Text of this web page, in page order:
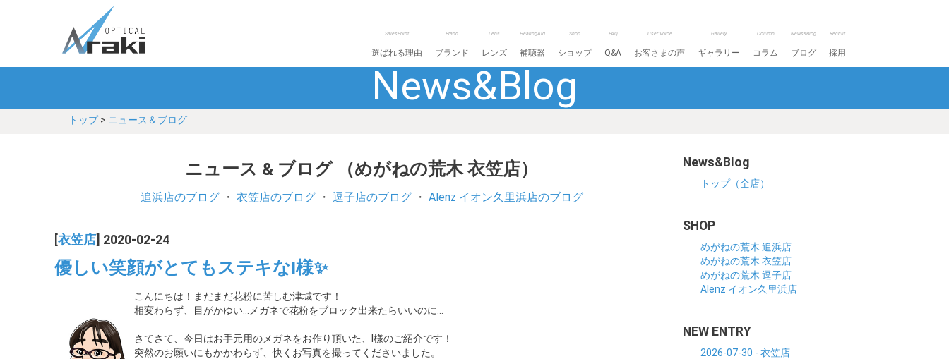
SalesPoint
選ばれる理由
Brand
ブランド
Lens
レンズ
HearingAid
補聴器
Shop
ショップ
FAQ
Q&A
User Voice
お客さまの声
Gallery
ギャラリー
Column
コラム
News&Blog
ブログ
Recruit
採用
News&Blog
トップ> ニュース＆ブログ
ニュース & ブログ （めがねの荒木 衣笠店）
追浜店のブログ・ 衣笠店のブログ・ 逗子店のブログ・ Alenz イオン久里浜店のブログ
衣笠店 ] 2020-02-24
優しい笑顔がとてもステキなI様✨
こんにちは！まだまだ花粉に苦しむ津城です！
相変わらず、目がかゆい…メガネで花粉をブロック出来たらいいのに…
さてさて、今日はお手元用のメガネをお作り頂いた、I様のご紹介です！
突然のお願いにもかかわらず、快くお写真を撮ってくださいました。
News&Blog
トップ（全店）
SHOP
めがねの荒木 追浜店
めがねの荒木 衣笠店
めがねの荒木 逗子店
Alenz イオン久里浜店
NEW ENTRY
2026-07-30 - 衣笠店